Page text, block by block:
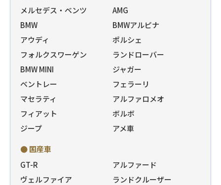
メルセデス・ベンツ
AMG
BMW
BMWアルピナ
アウディ
ポルシェ
フォルクスワーゲン
ランドローバー
BMW MINI
ジャガー
ベントレー
フェラーリ
マセラティ
アルファロメオ
フィアット
ボルボ
ジープ
アメ車
● 国産車
GT-R
アルファード
ヴェルファイア
ランドクルーザー